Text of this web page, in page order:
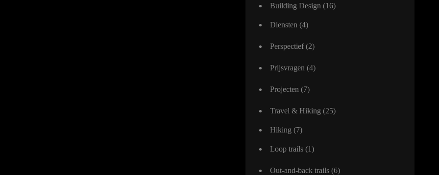
Building Design (16)
Diensten (4)
Perspectief(2)
Prijsvragen (4)
Projecten (7)
Travel & Hiking (25)
Hiking (7)
Loop trails(1)
Out-and-back trails(6)